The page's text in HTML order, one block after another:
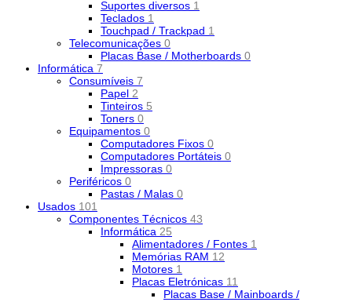
Suportes diversos 1
Teclados 1
Touchpad / Trackpad 1
Telecomunicações 0
Placas Base / Motherboards 0
Informática 7
Consumíveis 7
Papel 2
Tinteiros 5
Toners 0
Equipamentos 0
Computadores Fixos 0
Computadores Portáteis 0
Impressoras 0
Periféricos 0
Pastas / Malas 0
Usados 101
Componentes Técnicos 43
Informática 25
Alimentadores / Fontes 1
Memórias RAM 12
Motores 1
Placas Eletrónicas 11
Placas Base / Mainboards /